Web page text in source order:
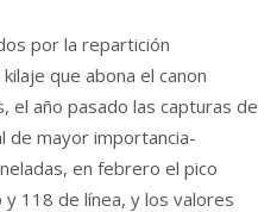
por la repartición
que abona el canon
el año pasado las capturas de
de mayor importancia-
en febrero el pico
118 de línea, y los valores